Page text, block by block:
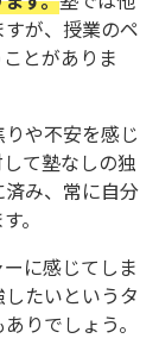
が、授業のペ
とがありま
や不安を感じ
て塾なしの独
み、常に自分
。
に感じてしま
たいというタ
りでしょう。